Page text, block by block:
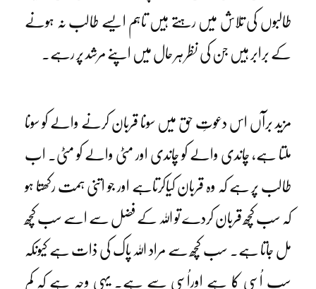
طالبوں کی تلاش میں رہتے ہیں تاہم ایسے طالب نہ ہونے
کے برابر ہیں جن کی نظر ہر حال میں اپنے مرشد پر رہے۔
مزید برآں اس دعوتِ حق میں سونا قربان کرنے والے کو سونا
ملتا ہے، چاندی والے کو چاندی اور مٹی والے کو مٹی۔ اب
طالب پر ہے کہ وہ قربان کیاکرتاہے اور جو اتنی ہمت رکھتا ہو
کہ سب کچھ قربان کردے تو اللہ کے فضل سے اسے سب کچھ
مل جاتا ہے۔ سب کچھ سے مراد اللہ پاک کی ذات ہے کیونکہ
سب اُسی کا ہے اوراُسی سے ہے۔ یہی وجہ ہے کہ کم